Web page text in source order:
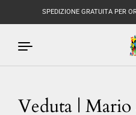
Passa ai contenuti
SPEDIZIONE GRATUITA PER
Veduta | Mario